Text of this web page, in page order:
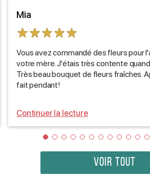
Mia
Vous avez commandé des fleurs pour
votre mère. J'étais très contente
Très beau bouquet de fleurs fraîches.
fait pendant!
Continuer la lecture
VOIR TOUT